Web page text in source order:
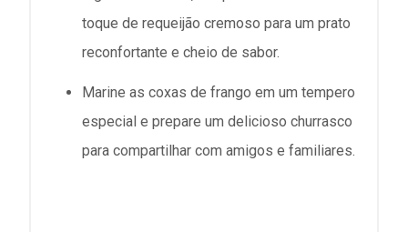
toque de requeijão cremoso para um prato
reconfortante e cheio de sabor.
Marine as coxas de frango em um tempero
especial e prepare um delicioso churrasco
para compartilhar com amigos e familiares.